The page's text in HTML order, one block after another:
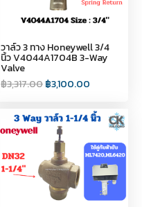
วาล์ว 3 ทาง Honeywell 3/4
นิ้ว V4044A1704B 3-Way
Valve
฿3,317.00฿3,100.00